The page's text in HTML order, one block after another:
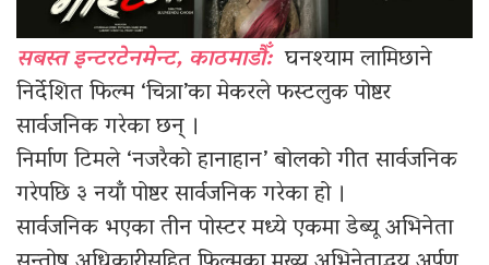
सबस्त इन्टरटेनमेन्ट, काठमाडौँ: घनश्याम लामिछाने
निर्देशित फिल्म ‘चित्रा’का मेकरले फस्टलुक पोष्टर
सार्वजनिक गरेका छन् ।
निर्माण टिमले ‘नजरैको हानाहान’ बोलको गीत सार्वजनिक
गरेपछि ३ नयाँ पोष्टर सार्वजनिक गरेका हो ।
सार्वजनिक भएका तीन पोस्टर मध्ये एकमा डेब्यू अभिनेता